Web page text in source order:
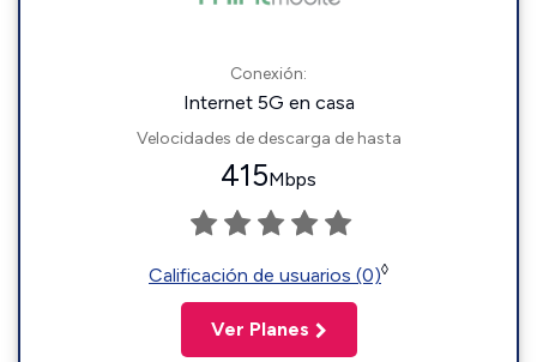
Conexión:
Internet 5G en casa
Velocidades de descarga de hasta
415Mbps
Calificación de usuarios (0)◊
Ver Planes